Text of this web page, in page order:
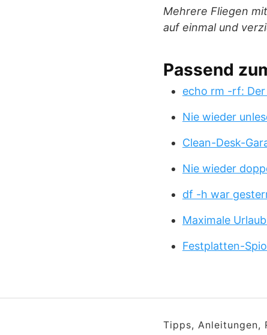
Mehrere Fliegen
auf einmal und
Passend
echo rm -rf:
Nie wieder
Clean-Desk-
Nie wieder
df -h war
Maximale
Festplatten-
Tipps, Anleitungen,